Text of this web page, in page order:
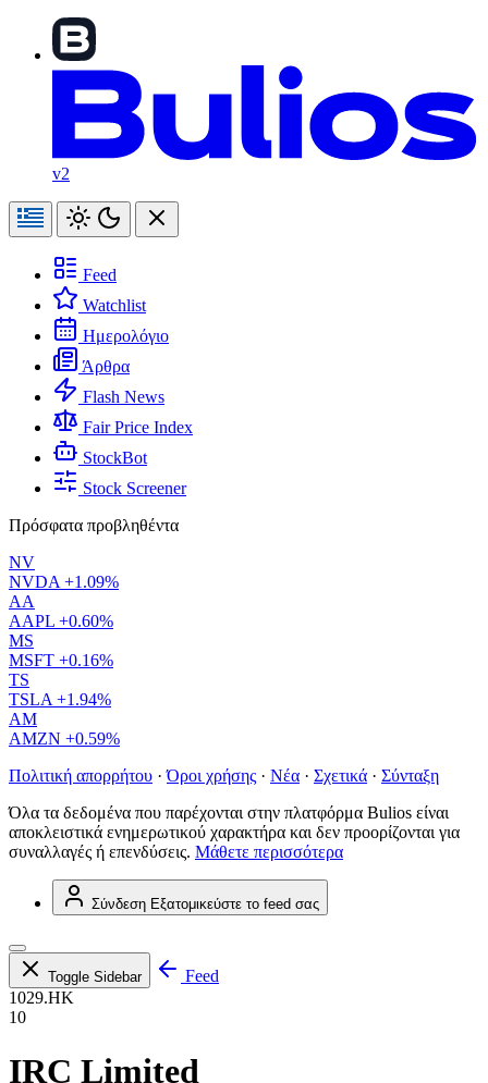
v2
Feed
Watchlist
Ημερολόγιο
Άρθρα
Flash News
Fair Price Index
StockBot
Stock Screener
Πρόσφατα προβληθέντα
NV
NVDA +1.09%
AA
AAPL +0.60%
MS
MSFT +0.16%
TS
TSLA +1.94%
AM
AMZN +0.59%
Πολιτική απορρήτου · Όροι χρήσης · Νέα · Σχετικά · Σύνταξη
Όλα τα δεδομένα που παρέχονται στην πλατφόρμα Bulios είναι
αποκλειστικά ενημερωτικού χαρακτήρα και δεν προορίζονται για
συναλλαγές ή επενδύσεις. Μάθετε περισσότερα
Σύνδεση Εξατομικεύστε το feed σας
Toggle Sidebar
Feed
1029.HK
10
IRC Limited